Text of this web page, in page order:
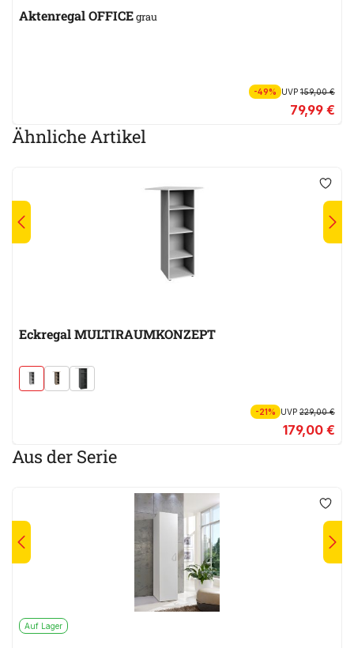
Aktenregal OFFICEgrau
-49% UVP159,00 €
79,99 €
Ähnliche Artikel
Eckregal MULTIRAUMKONZEPT
-21% UVP229,00 €
179,00 €
Aus der Serie
Auf Lager